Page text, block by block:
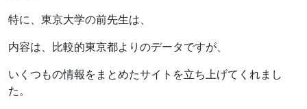
特に、東京大学の前先生は、
内容は、比較的東京都よりのデータですが、
いくつもの情報をまとめたサイトを立ち上げてくれまし
た。